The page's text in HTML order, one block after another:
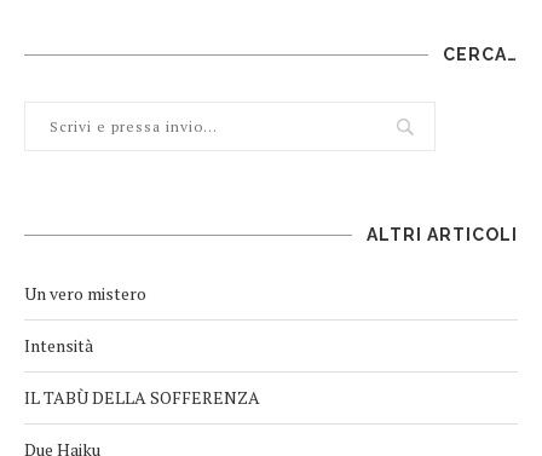
CERCA…
ALTRI ARTICOLI
Un vero mistero
Intensità
IL TABÙ DELLA SOFFERENZA
Due Haiku